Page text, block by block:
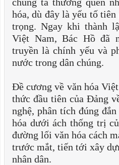
hóa, dù đây là yếu tố
trọng. Ngay khi thành
Việt Nam, Bác Hồ đã
truyền là chính yếu và
nước trong dân chúng.
Đề cương về văn hóa
thức đầu tiên của Đảng
nghệ, phân tích đúng
hóa dưới ách thống trị
đường lối văn hóa cách
trước mắt, tiến tới xây
nhân dân.